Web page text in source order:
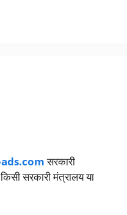
सरकारी
सरकारी मंत्रालय या